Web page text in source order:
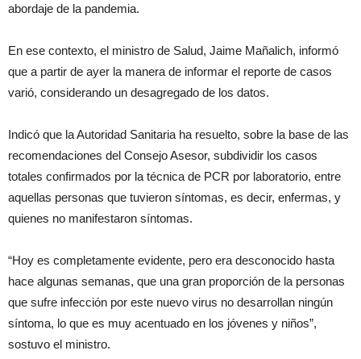
abordaje de la pandemia.
En ese contexto, el ministro de Salud, Jaime Mañalich, informó
que a partir de ayer la manera de informar el reporte de casos
varió, considerando un desagregado de los datos.
Indicó que la Autoridad Sanitaria ha resuelto, sobre la base de las
recomendaciones del Consejo Asesor, subdividir los casos
totales confirmados por la técnica de PCR por laboratorio, entre
aquellas personas que tuvieron síntomas, es decir, enfermas, y
quienes no manifestaron síntomas.
“Hoy es completamente evidente, pero era desconocido hasta
hace algunas semanas, que una gran proporción de la personas
que sufre infección por este nuevo virus no desarrollan ningún
síntoma, lo que es muy acentuado en los jóvenes y niños”,
sostuvo el ministro.